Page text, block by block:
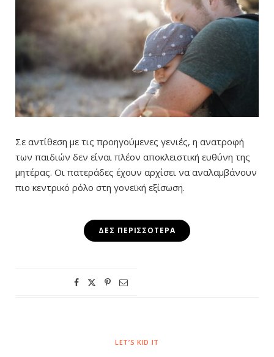
Σε αντίθεση με τις προηγούμενες γενιές, η ανατροφή
των παιδιών δεν είναι πλέον αποκλειστική ευθύνη της
μητέρας. Οι πατεράδες έχουν αρχίσει να αναλαμβάνουν
πιο κεντρικό ρόλο στη γονεϊκή εξίσωση.
ΔΕΣ ΠΕΡΙΣΣΌΤΕΡΑ
LET’S KID IT